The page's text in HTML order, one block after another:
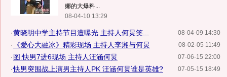
娜的大爆料...
08-04-10 13:29
08-04-09 14:30
·黄晓明中学主持节目遭曝光 主持人何炅笑...
08-02-05 11:49
· 《爱心大融冰》精彩现场 主持人李湘与何炅
07-06-15 22:00
·图:快男7进6现场 主持人汪涵何炅
07-05-15 18:49
·快男突围战上演男主持人PK 汪涵何炅谁是英雄?